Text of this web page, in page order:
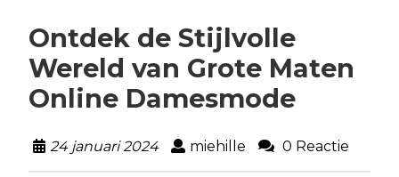
Ontdek de Stijlvolle
Wereld van Grote Maten
Online Damesmode
24 januari 2024 miehille 0 Reactie